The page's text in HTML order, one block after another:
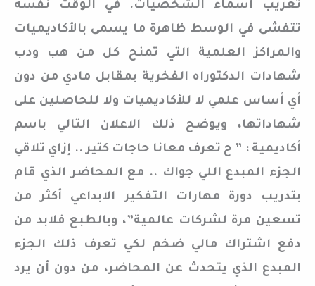
تعريب أسماء الشخصيات. في الوقت نفسه
تتفشى في الوسط ظاهرة ما يسمى بالأكاديميات
والمراكز العلمية التي تمنح كل من هب ودب
شهادات الدكتوراه الفخرية بمقابل مادي من دون
أي أساس علمي لا للأكاديميات ولا للحاصلين على
شهاداتها، ويوضح ذلك الاعلان التالي باسم
أكاديمية : ” ح تعرف معانا حاجات كتير .. إزاي تلاقي
الجزء المبدع اللي جواك .. مع المحاضر الذي قام
بتدريب دورة مهارات التفكير الابداعي أكثر من
تسعين مرة لشركات عالمية”، وبالطبع فلابد من
دفع اشتراك مالي ضخم لكي تعرف ذلك الجزء
المبدع الذي يتحدث عن المحاضر، من دون أن يرد